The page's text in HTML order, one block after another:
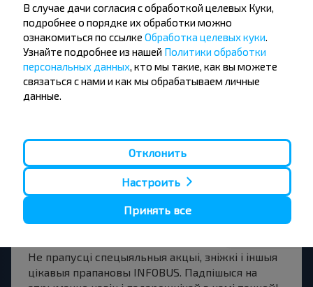
Видомля, Каменецкий р-н БРЕСТСКАЯ ОБЛ.
Купіць
Брест
Каменец
Купіць
падарожнічаць
танней?
Не прапусці спецыяльныя акцыі, зніжкі і іншыя
цікавыя прапановы INFOBUS. Падпішыся на
В случае дачи согласия с обработкой целевых Куки,
подробнее о порядке их обработки можно
ознакомиться по ссылке Обработка целевых куки
Узнайте подробнее из нашей Политики обработки
персональных данных , кто мы такие, как вы можете
связаться с нами и как мы обрабатываем личные
данные.
Отклонить
Настроить
Принять все